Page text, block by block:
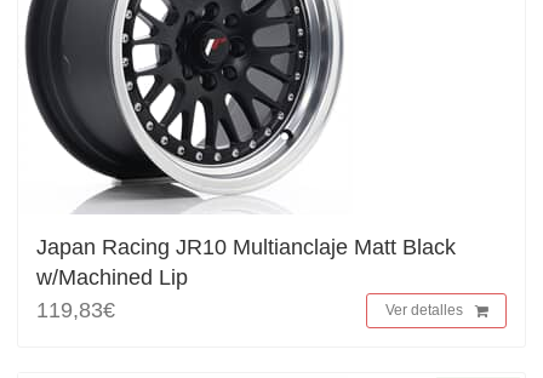
Japan Racing JR10 Multianclaje Matt Black
w/Machined Lip
119,83€
Ver detalles